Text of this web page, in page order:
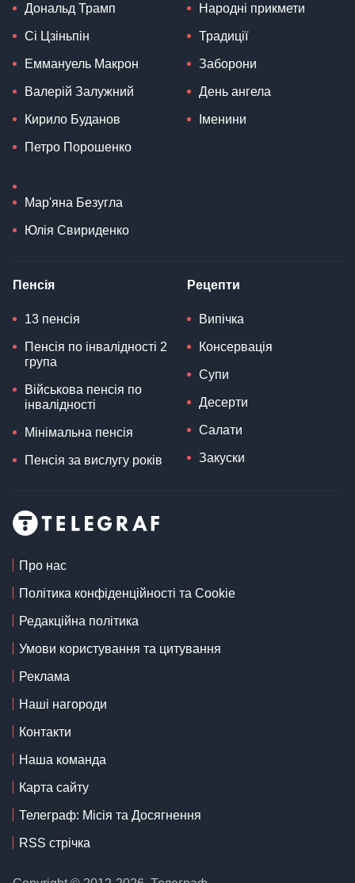
Дональд Трамп
Сі Цзіньпін
Еммануель Макрон
Валерій Залужний
Кирило Буданов
Петро Порошенко
Мар'яна Безугла
Юлія Свириденко
Народні прикмети
Традиції
Заборони
День ангела
Іменини
Пенсія
13 пенсія
Пенсія по інвалідності 2
група
Військова пенсія по
інвалідності
Мінімальна пенсія
Пенсія за вислугу років
Рецепти
Випічка
Консервація
Супи
Десерти
Салати
Закуски
Про нас
Політика конфіденційності та Cookie
Редакційна політика
Умови користування та цитування
Реклама
Наші нагороди
Контакти
Наша команда
Карта сайту
Телеграф: Місія та Досягнення
RSS стрічка